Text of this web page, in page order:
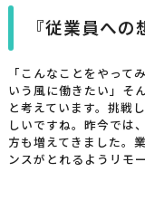
『従業員への
「こんなことをやって
いう風に働きたい」そ
と考えています。挑戦
しいですね。昨今では
方も増えてきました。
ンスがとれるようリモ